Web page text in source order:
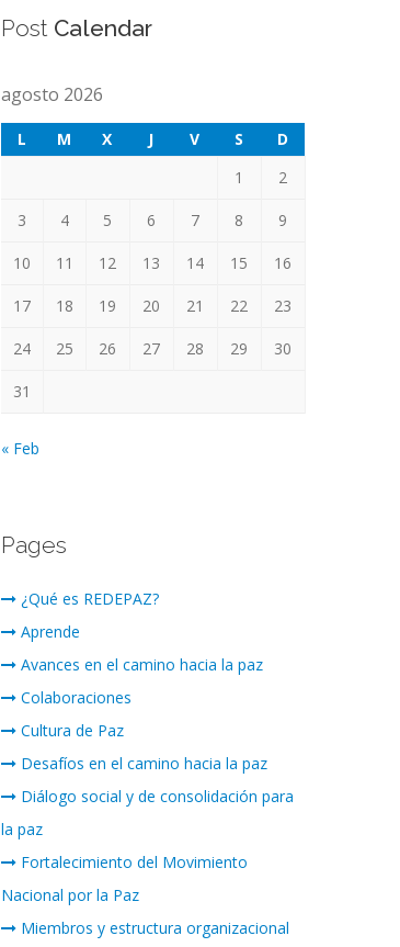
Post Calendar
agosto 2026
L M X J V S
D
1
2
3 4 5 6 7 8 9
10 11 12 13 14 15 16
17 18 19 20 21 22 23
24 25 26 27 28 29 30
31
« Feb
Pages
¿Qué es REDEPAZ?
Aprende
Avances en el camino hacia la paz
Colaboraciones
Cultura de Paz
Desafíos en el camino hacia la paz
Diálogo social y de consolidación para
la paz
Fortalecimiento del Movimiento
Nacional por la Paz
Miembros y estructura organizacional